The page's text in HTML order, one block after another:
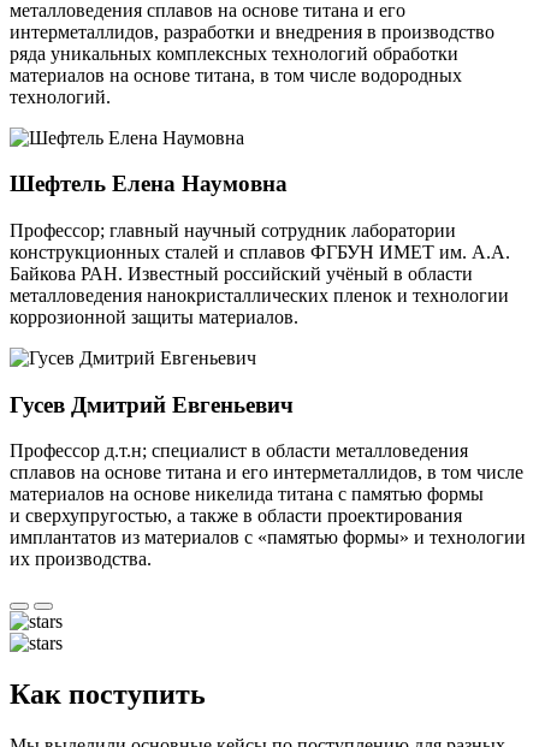
металловедения сплавов на основе титана и его
интерметаллидов, разработки и внедрения в производство
ряда уникальных комплексных технологий обработки
материалов на основе титана, в том числе водородных
технологий.
Шефтель Елена Наумовна
Профессор; главный научный сотрудник лаборатории
конструкционных сталей и сплавов ФГБУН ИМЕТ им. А.А.
Байкова РАН. Известный российский учёный в области
металловедения нанокристаллических пленок и технологии
коррозионной защиты материалов.
Гусев Дмитрий Евгеньевич
Профессор д.т.н; специалист в области металловедения
сплавов на основе титана и его интерметаллидов, в том числе
материалов на основе никелида титана с памятью формы
и сверхупругостью, а также в области проектирования
имплантатов из материалов с «памятью формы» и технологии
их производства.
Как поступить